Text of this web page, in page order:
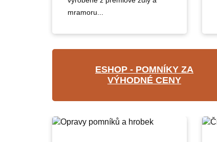
mramoru...
ESHOP - POMNÍKY ZA
VÝHODNÉ CENY